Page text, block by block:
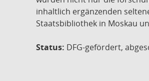
inhaltlich ergänzenden
Staatsbibliothek in Moskau
Status: DFG-gefördert,